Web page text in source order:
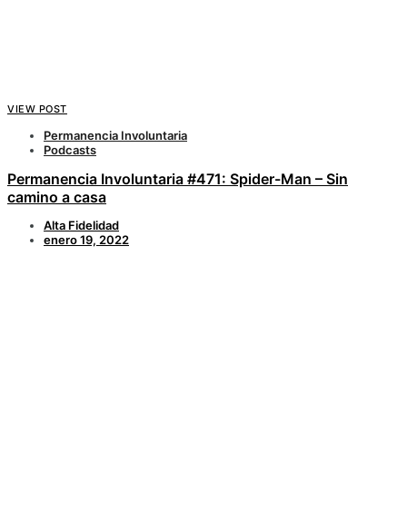
VIEW POST
Permanencia Involuntaria
Podcasts
Permanencia Involuntaria #471: Spider-Man – Sin
camino a casa
Alta Fidelidad
enero 19, 2022